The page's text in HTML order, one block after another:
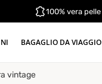
100% vera pelle
BAGAGLIO DA VIAGGIO
vintage